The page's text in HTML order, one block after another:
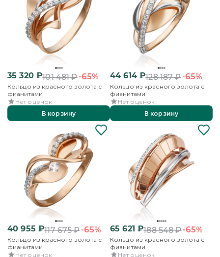
35 320₽101 481₽-65%
Кольцо из красного золота с
фианитами
Нет оценок
В корзину
44 614₽128 187₽-65%
Кольцо из красного золота с
фианитами
Нет оценок
В корзину
40 955 ₽117 675₽-65%
Кольцо из красного золота с
фианитами
Нет оценок
65 621 ₽188 548₽-65%
Кольцо из красного золота с
фианитами
Нет оценок